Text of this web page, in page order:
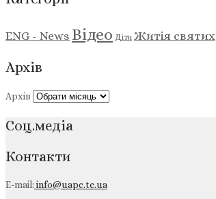
ENG - News Відео Діти Житія святих
Архів
Архів
Соц.медіа
Контакти
E-mail:info@uapc.te.ua